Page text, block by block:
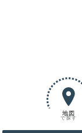
地図
で探す